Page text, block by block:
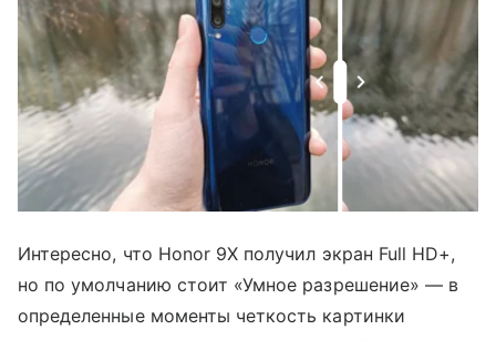
Интересно, что Honor 9X получил экран Full HD+,
но по умолчанию стоит «Умное разрешение» — в
определенные моменты четкость картинки